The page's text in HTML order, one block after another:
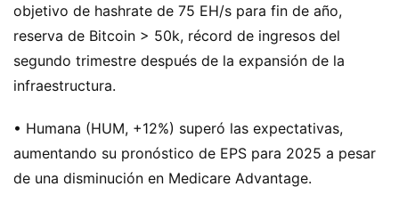
objetivo de hashrate de 75 EH/s para fin de año,
reserva de Bitcoin > 50k, récord de ingresos del
segundo trimestre después de la expansión de la
infraestructura.
• Humana (HUM, +12%) superó las expectativas,
aumentando su pronóstico de EPS para 2025 a pesar
de una disminución en Medicare Advantage.